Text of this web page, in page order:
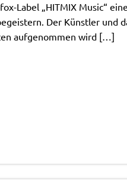
Label „HITMIX Music“
Der Künstler und
aufgenommen wird […]